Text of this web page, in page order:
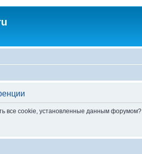
все cookie, установленные данным форумом?